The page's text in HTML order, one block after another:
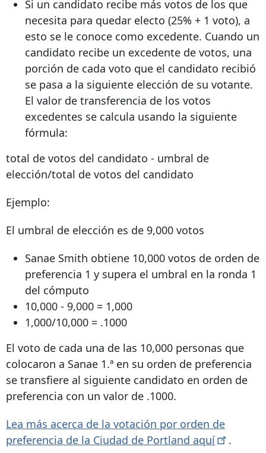
Si un candidato recibe más votos de los que
necesita para quedar electo (25% + 1 voto), a
esto se le conoce como excedente. Cuando un
candidato recibe un excedente de votos, una
porción de cada voto que el candidato recibió
se pasa a la siguiente elección de su votante.
El valor de transferencia de los votos
excedentes se calcula usando la siguiente
fórmula:
total de votos del candidato - umbral de
elección/total de votos del candidato
Ejemplo:
El umbral de elección es de 9,000 votos
Sanae Smith obtiene 10,000 votos de orden de
preferencia 1 y supera el umbral en la ronda 1
del cómputo
10,000 - 9,000 = 1,000
1,000/10,000 = .1000
El voto de cada una de las 10,000 personas que
colocaron a Sanae 1.ª en su orden de preferencia
se transfiere al siguiente candidato en orden de
preferencia con un valor de .1000.
Lea más acerca de la votación por orden de
preferencia de la Ciudad de Portland aquí
.